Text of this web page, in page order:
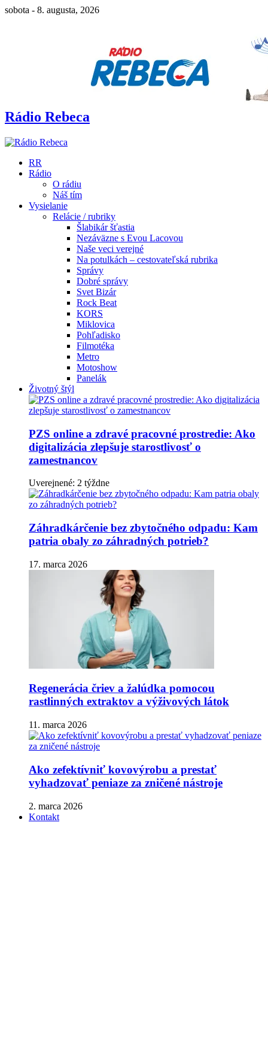
sobota - 8. augusta, 2026
Rádio Rebeca
RR
Rádio
O rádiu
Náš tím
Vysielanie
Relácie / rubriky
Šlabikár šťastia
Nezáväzne s Evou Lacovou
Naše veci verejné
Na potulkách – cestovateľská rubrika
Správy
Dobré správy
Svet Bizár
Rock Beat
KORS
Miklovica
Pohľadisko
Filmotéka
Metro
Motoshow
Panelák
Životný štýl
PZS online a zdravé pracovné prostredie: Ako
digitalizácia zlepšuje starostlivosť o
zamestnancov
Uverejnené: 2 týždne
Záhradkárčenie bez zbytočného odpadu: Kam
patria obaly zo záhradných potrieb?
17. marca 2026
Regenerácia čriev a žalúdka pomocou
rastlinných extraktov a výživových látok
11. marca 2026
Ako zefektívniť kovovýrobu a prestať
vyhadzovať peniaze za zničené nástroje
2. marca 2026
Kontakt